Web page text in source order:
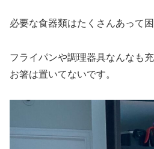
必要な食器類はたくさんあって
フライパンや調理器具なんなも
お箸は置いてないです。